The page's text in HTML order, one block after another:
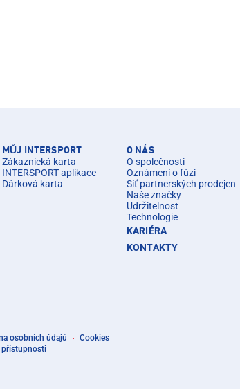
MŮJ INTERSPORT
Zákaznická karta
INTERSPORT aplikace
Dárková karta
O NÁS
O společnosti
Oznámení o fúzi
Síť partnerských prodejen
Naše značky
Udržitelnost
Technologie
KARIÉRA
KONTAKTY
osobních údajů
Cookies
přístupnosti